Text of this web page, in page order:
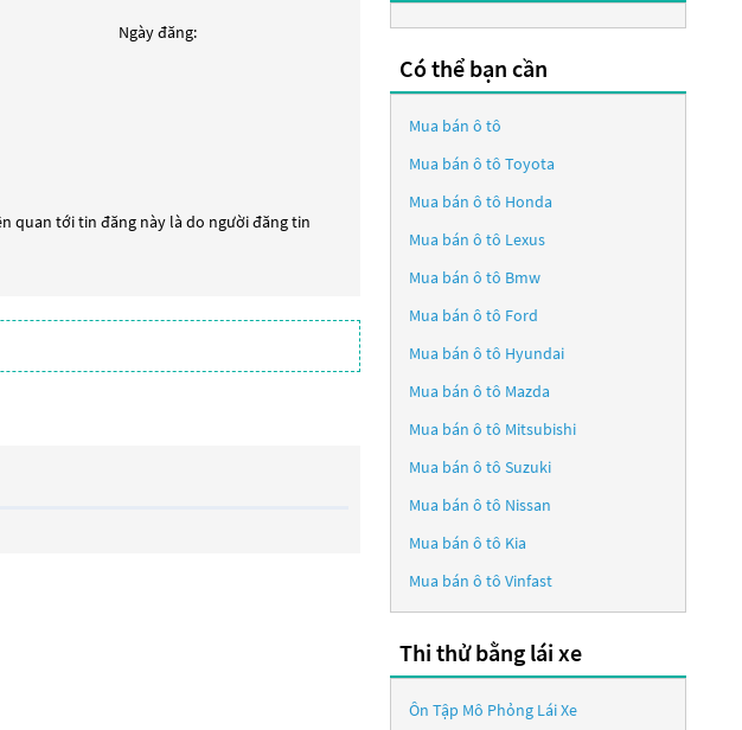
Ngày đăng:
quan tới tin đăng này là do người đăng tin
Có thể bạn cần
Mua bán ô tô
Mua bán ô tô Toyota
Mua bán ô tô Honda
Mua bán ô tô Lexus
Mua bán ô tô Bmw
Mua bán ô tô Ford
Mua bán ô tô Hyundai
Mua bán ô tô Mazda
Mua bán ô tô Mitsubishi
Mua bán ô tô Suzuki
Mua bán ô tô Nissan
Mua bán ô tô Kia
Mua bán ô tô Vinfast
Thi thử bằng lái xe
Ôn Tập Mô Phỏng Lái Xe